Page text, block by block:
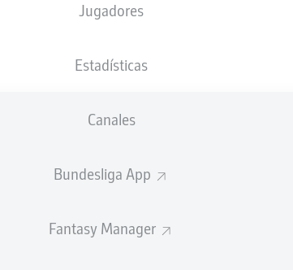
Jugadores
Estadísticas
Canales
Bundesliga App
Fantasy Manager
P. Ittrich